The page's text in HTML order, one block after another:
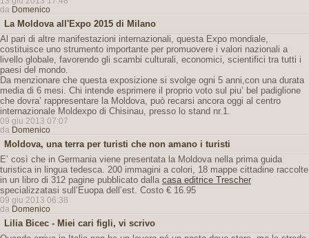
da Domenico
La Moldova all'Expo 2015 di Milano
Al pari di altre manifestazioni internazionali, questa Expo mondiale,
costituisce uno strumento importante per promuovere i valori nazionali a
livello globale, favorendo gli scambi culturali, economici, scientifici tra tutti i
paesi del mondo.
Da menzionare che questa exposizione si svolge ogni 5 anni,con una durata
media di 6 mesi. Chi intende esprimere il proprio voto sul piu’ bel padiglione
che dovra’ rappresentare la Moldova, può recarsi ancora oggi al centro
internazionale Moldexpo di Chisinau, presso lo stand nr.1.
09 giu 2013 07:07
da Domenico
Moldova, una terra per turisti che non amano i turisti
E’ così che in Germania viene presentata la Moldova nella prima guida
turistica in lingua tedesca. 200 immagini a colori, 18 mappe cittadine raccolte
in un libro di 312 pagine pubblicato dalla casa editrice Trescher
specializzatasi sull’Euopa dell’est. Costo € 16.95
09 giu 2013 06:38
da Domenico
Lilia Bicec - Miei cari figli, vi scrivo